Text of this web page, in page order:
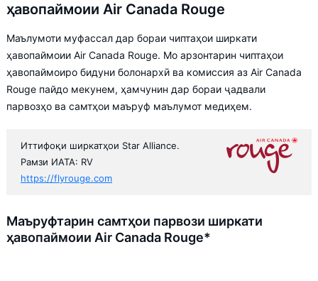
ҳавопаймоии Air Canada Rouge
Маълумоти муфассал дар бораи чиптаҳои ширкати
ҳавопаймоии Air Canada Rouge. Мо арзонтарин чиптаҳои
ҳавопаймоиро бидуни болонархӣ ва комиссия аз Air Canada
Rouge пайдо мекунем, ҳамчунин дар бораи ҷадвали
парвозҳо ва самтҳои маъруф маълумот медиҳем.
Иттифоқи ширкатҳои Star Alliance.
Рамзи ИАТА: RV
https://flyrouge.com
Маъруфтарин самтҳои парвози ширкати
ҳавопаймоии Air Canada Rouge*